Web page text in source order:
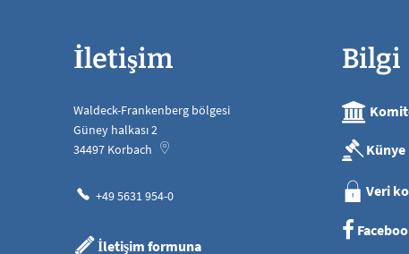
İletişim
Waldeck-Frankenberg bölgesi
Güney halkası 2
34497 Korbach
+49 5631 954-0
İletişim formuna
Bilgi
Künye
Veri